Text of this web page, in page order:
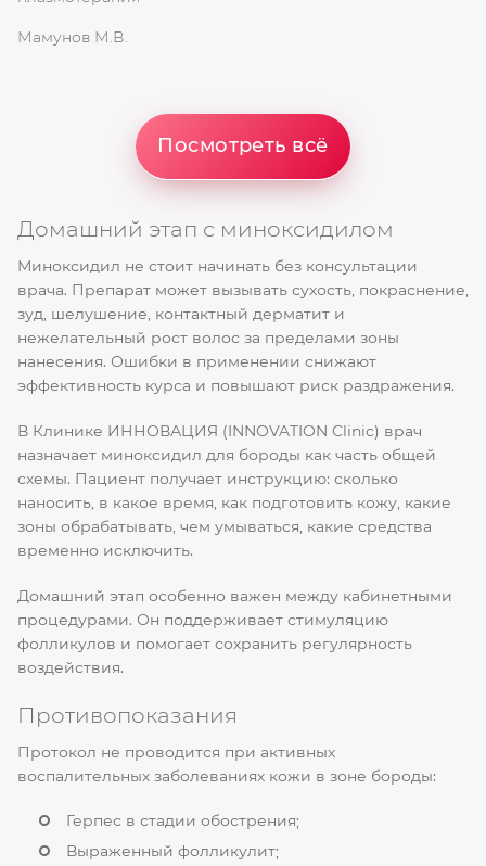
Мамунов М.В.
Посмотреть всё
Домашний этап с миноксидилом
Миноксидил не стоит начинать без консультации
врача. Препарат может вызывать сухость, покраснение,
зуд, шелушение, контактный дерматит и
нежелательный рост волос за пределами зоны
нанесения. Ошибки в применении снижают
эффективность курса и повышают риск раздражения.
В Клинике ИННОВАЦИЯ (INNOVATION Clinic) врач
назначает миноксидил для бороды как часть общей
схемы. Пациент получает инструкцию: сколько
наносить, в какое время, как подготовить кожу, какие
зоны обрабатывать, чем умываться, какие средства
временно исключить.
Домашний этап особенно важен между кабинетными
процедурами. Он поддерживает стимуляцию
фолликулов и помогает сохранить регулярность
воздействия.
Противопоказания
Протокол не проводится при активных
воспалительных заболеваниях кожи в зоне бороды:
Герпес в стадии обострения;
Выраженный фолликулит;